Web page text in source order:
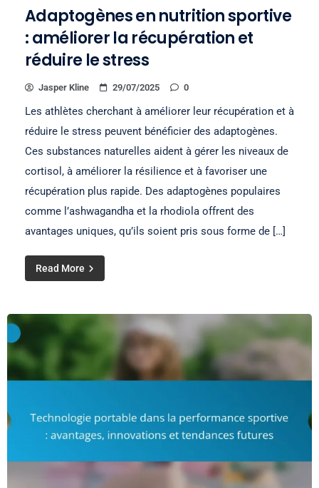
Adaptogènes en nutrition sportive
: améliorer la récupération et
réduire le stress
Jasper Kline 29/07/2025 0
Les athlètes cherchant à améliorer leur récupération et à
réduire le stress peuvent bénéficier des adaptogènes.
Ces substances naturelles aident à gérer les niveaux de
cortisol, à améliorer la résilience et à favoriser une
récupération plus rapide. Des adaptogènes populaires
comme l’ashwagandha et la rhodiola offrent des
avantages uniques, qu’ils soient pris sous forme de […]
Read More